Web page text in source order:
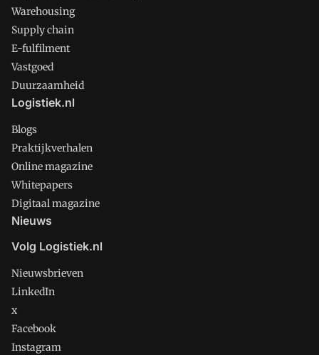
Warehousing
Supply chain
E-fulfilment
Vastgoed
Duurzaamheid
Logistiek.nl
Blogs
Praktijkverhalen
Online magazine
Whitepapers
Digitaal magazine
Nieuws
Volg Logistiek.nl
Nieuwsbrieven
LinkedIn
x
Facebook
Instagram